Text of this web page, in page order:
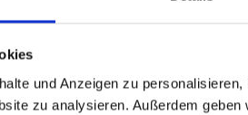
und Anzeigen zu
zu analysieren. Außerdem